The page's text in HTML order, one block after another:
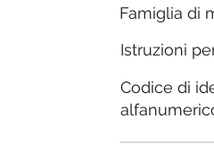
Famiglia di
Istruzioni
Codice di